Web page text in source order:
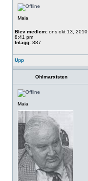
Maia
Blev medlem: ons okt 13, 2010
8:41 pm
Inlägg: 887
Upp
Ohlmarxisten
Maia